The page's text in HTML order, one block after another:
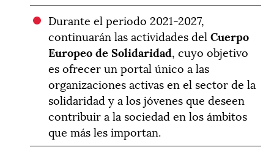
Durante el periodo 2021-2027,
continuarán las actividades delCuerpo
Europeo de Solidaridad, cuyo objetivo
es ofrecer un portal único a las
organizaciones activas en el sector de la
solidaridad y a los jóvenes que deseen
contribuir a la sociedad en los ámbitos
que más les importan.